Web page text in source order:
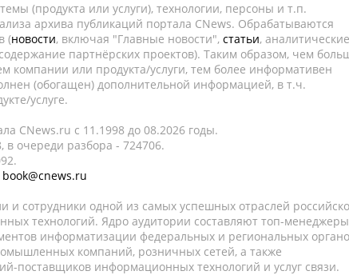
(продукта или услуги), технологии, персоны и т.п.
архива публикаций портала CNews. Обрабатываются
(новости, включая "Главные новости", статьи, аналитические
партнёрских проектов). Таким образом, чем
компании или продукта/услуги, тем более информативен
(обогащен) дополнительной информацией, в т.ч.
услуге.
CNews.ru c 11.1998 до 08.2026 годы.
очереди разбора - 724706.
book@cnews.ru
и сотрудники одной из самых успешных отраслей
технологий. Ядро аудитории составляют топ-
информатизации федеральных и региональных
компаний, розничных сетей, а также
поставщиков информационных технологий и услуг связи.